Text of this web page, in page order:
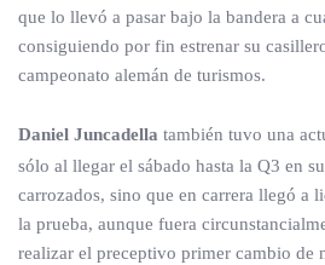
que lo llevó a pasar bajo la bandera a
consiguiendo por fin estrenar su
campeonato alemán de turismos.
Daniel Juncadella también tuvo una
sólo al llegar el sábado hasta la Q3 en
carrozados, sino que en carrera llegó a
la prueba, aunque fuera
realizar el preceptivo primer cambio de